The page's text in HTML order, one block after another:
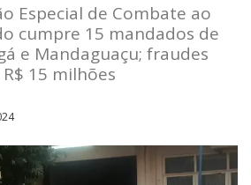
Especial de Combate ao
cumpre 15 mandados de
e Mandaguaçu; fraudes
15 milhões